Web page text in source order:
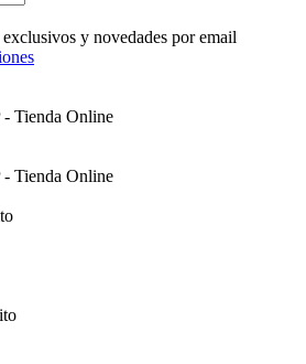
y novedades por email